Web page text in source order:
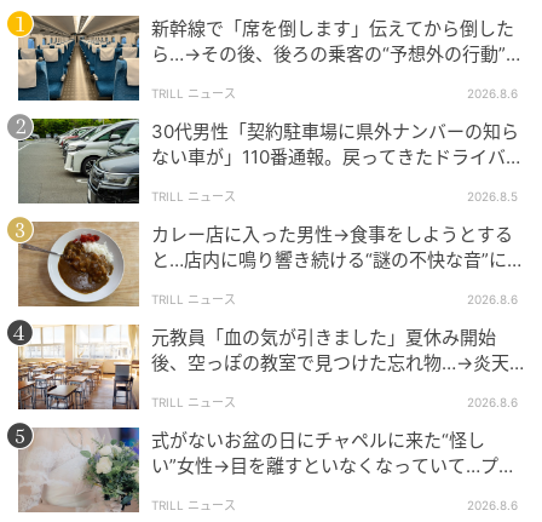
この「逆算の婚活」こそが、自立した女性を幸せな結
婚へと導く鍵になるのです。
出典：来島美幸の婚活チャンネル
プロの解説：データに惑わされない！「妥当
な相手」を見極める力
新幹線で「席を倒します」伝えてから倒した
ら…→その後、後ろの乗客の“予想外の行動”に
TRILL ニュース 2026.8.6
30代男性「契約駐車場に県外ナンバーの知ら
ない車が」110番通報。戻ってきたドライバー
TRILL ニュース 2026.8.5
カレー店に入った男性→食事をしようとする
と…店内に鳴り響き続ける“謎の不快な音”に
TRILL ニュース 2026.8.6
元教員「血の気が引きました」夏休み開始
後、空っぽの教室で見つけた忘れ物…→炎天
TRILL ニュース 2026.8.6
式がないお盆の日にチャペルに来た“怪し
い”女性→目を離すといなくなっていて…プラ
TRILL ニュース 2026.8.6